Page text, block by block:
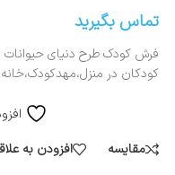
تماس بگیرید
فرش کودک طرح دنیای حیوانات
کودکان در
مقایسه
افزودن به